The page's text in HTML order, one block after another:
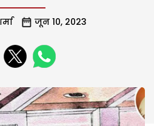
जून 10, 2023